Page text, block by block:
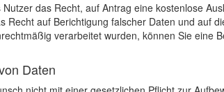
Nutzer das Recht, auf Antrag eine kostenlose
Recht auf Berichtigung falscher Daten und auf
verarbeitet wurden, können Sie eine
Daten